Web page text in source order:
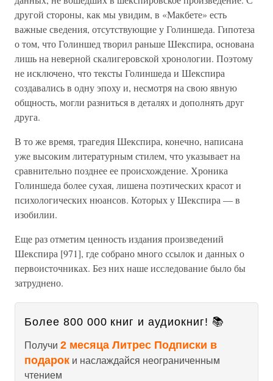
другой стороны, как мы увидим, в «Макбете» есть
важные сведения, отсутствующие у Голиншеда. Гипотеза
о том, что Голиншед творил раньше Шекспира, основана
лишь на неверной скалигеровской хронологии. Поэтому
не исключено, что тексты Голиншеда и Шекспира
создавались в одну эпоху и, несмотря на свою явную
общность, могли разниться в деталях и дополнять друг
друга.
В то же время, трагедия Шекспира, конечно, написана
уже высоким литературным стилем, что указывает на
сравнительно позднее ее происхождение. Хроника
Голиншеда более сухая, лишена поэтических красот и
психологических нюансов. Которых у Шекспира — в
изобилии.
Еще раз отметим ценность издания произведений
Шекспира [971], где собрано много ссылок и данных о
первоисточниках. Без них наше исследование было бы
затруднено.
Более 800 000 книг и аудиокниг! 📚
Получи 2 месяца Литрес Подписки в
подарок и наслаждайся неограниченным
чтением